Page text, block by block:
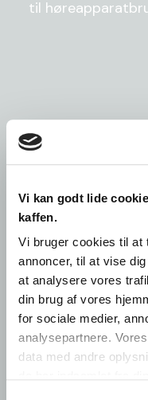
Vi kan godt lide
kaffen.
Vi bruger cookies til at
annoncer, til at vise
at analysere vores
din brug af vores
for sociale medier,
analysepartnere.
data med andre
Pas på din
Høreværn
både privat og